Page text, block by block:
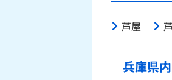
芦屋
兵庫県